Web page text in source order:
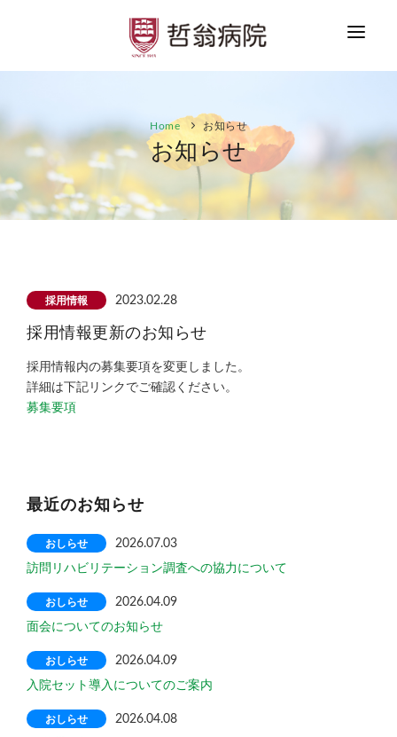
お知らせ
ご案内
患者さまへ
採用情報
お問合せ
Home お知らせ
お知らせ
採用情報 2023.02.28
採用情報更新のお知らせ
採用情報内の募集要項を変更しました。
詳細は下記リンクでご確認ください。
募集要項
最近のお知らせ
おしらせ
2026.07.03
訪問リハビリテーション調査への協力について
おしらせ
2026.04.09
面会についてのお知らせ
おしらせ
2026.04.09
入院セット導入についてのご案内
おしらせ
2026.04.08